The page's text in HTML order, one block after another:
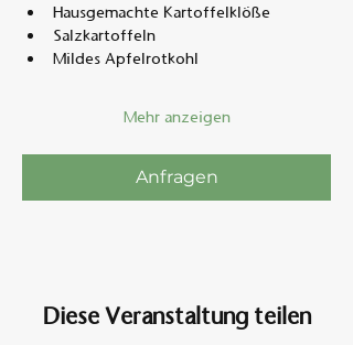
Hausgemachte Kartoffelklöße
Salzkartoffeln
Mildes Apfelrotkohl
Mehr anzeigen
Anfragen
Diese Veranstaltung teilen